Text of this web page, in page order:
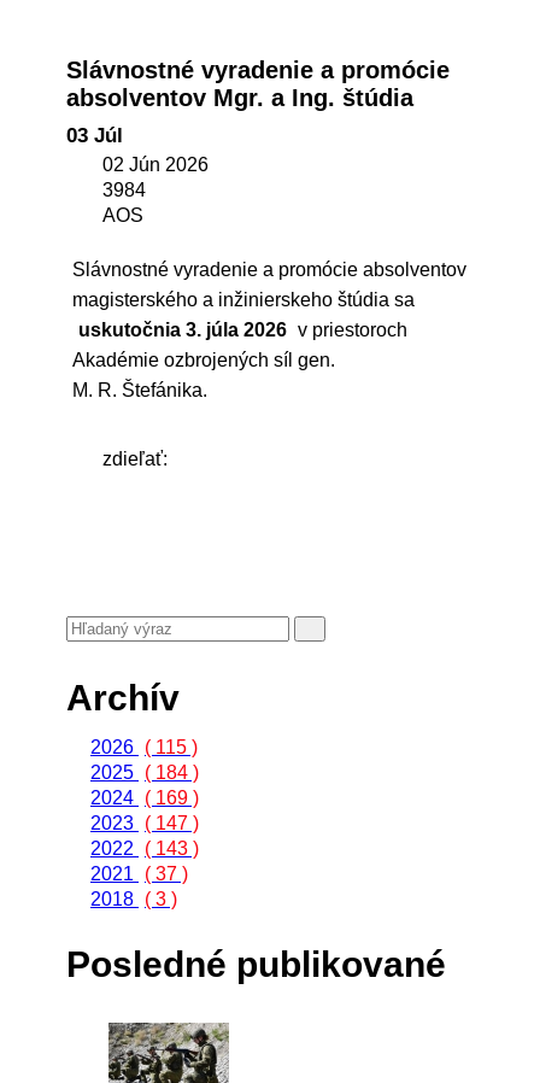
Slávnostné vyradenie a promócie
absolventov Mgr. a Ing. štúdia
03 Júl
02 Jún 2026
3984
AOS
Slávnostné vyradenie a promócie absolventov
magisterského a inžinierskeho štúdia sa
uskutočnia 3. júla 2026 v priestoroch
Akadémie ozbrojených síl gen.
M. R. Štefánika.
zdieľať:
Archív
2026 ( 115 )
2025 ( 184 )
2024 ( 169 )
2023 ( 147 )
2022
( 143 )
2021
( 37 )
2018 ( 3 )
Posledné publikované